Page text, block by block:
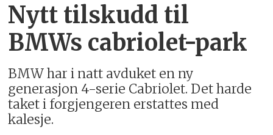
Nytt tilskudd til
BMWs cabriolet-park
BMW har i natt avduket en ny
generasjon 4-serie Cabriolet. Det harde
taket i forgjengeren erstattes med
kalesje.